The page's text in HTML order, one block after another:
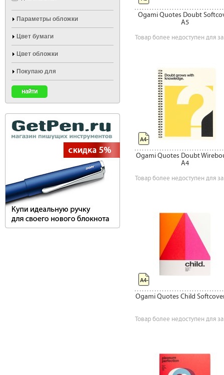
Ogami Quotes Doubt
A5
Товар более недоступен для
Ogami Quotes Doubt
A4
Товар более недоступен для
А4-
Ogami Quotes Child
Товар более недоступен для
А4-
Параметры обложки
Цвет бумаги
Цвет обложки
Покупаю для